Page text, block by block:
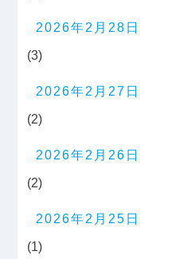
2026年2月28日
(3)
2026年2月27日
(2)
2026年2月26日
(2)
2026年2月25日
(1)